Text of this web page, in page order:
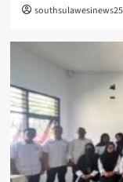
southsulawesinews25